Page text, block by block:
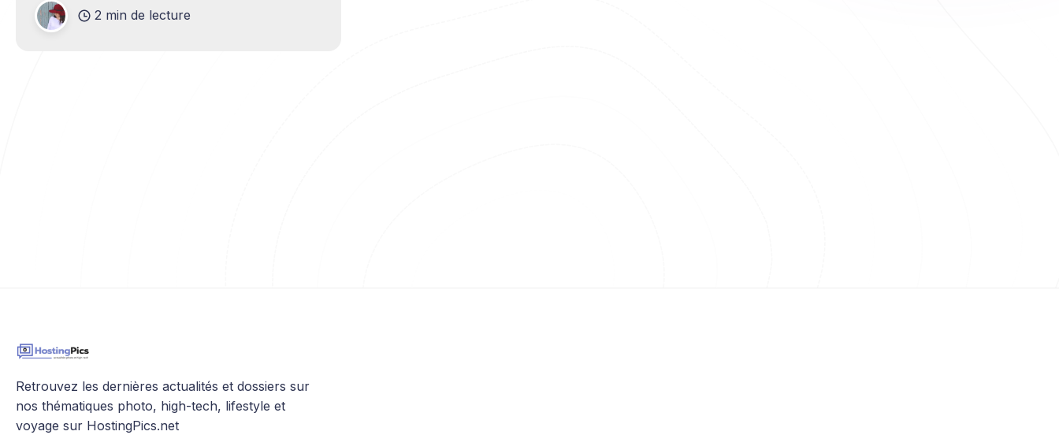
grande aventure. Pour que celle-ci soit
mémorable, exceptionnelle, riche en
2 min de lecture
Retrouvez les dernières actualités et dossiers sur
nos thématiques photo, high-tech, lifestyle et
voyage sur HostingPics.net